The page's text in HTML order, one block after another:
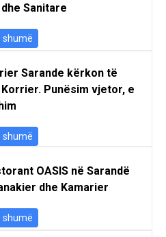
Sanitare
shumë
Sarande kërkon të
Punësim vjetor, e
shumë
OASIS në Sarandë
dhe Kamarier
shumë